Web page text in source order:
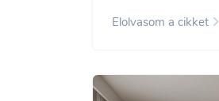
Elolvasom a cikket